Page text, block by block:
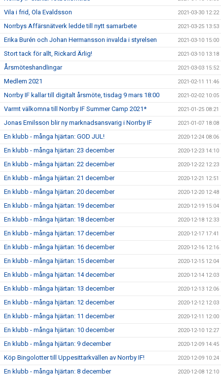
Vila i frid, Ola Evaldsson 2021-03-30 12:22
Norrbys Affärsnätverk ledde till nytt samarbete 2021-03-25 13:53
Erika Burén och Johan Hermansson invalda i styrelsen 2021-03-10 15:00
Stort tack för allt, Rickard Ärlig! 2021-03-10 13:18
Årsmöteshandlingar 2021-03-03 15:52
Medlem 2021 2021-02-11 11:46
Norrby IF kallar till digitalt årsmöte, tisdag 9 mars 18:00 2021-02-02 10:05
Varmt välkomna till Norrby IF Summer Camp 2021* 2021-01-25 08:21
Jonas Emilsson blir ny marknadsansvarig i Norrby IF 2021-01-07 18:08
En klubb - många hjärtan: GOD JUL! 2020-12-24 08:06
En klubb - många hjärtan: 23 december 2020-12-23 14:10
En klubb - många hjärtan: 22 december 2020-12-22 12:23
En klubb - många hjärtan: 21 december 2020-12-21 12:51
En klubb - många hjärtan: 20 december 2020-12-20 12:48
En klubb - många hjärtan: 19 december 2020-12-19 15:04
En klubb - många hjärtan: 18 december 2020-12-18 12:33
En klubb - många hjärtan: 17 december 2020-12-17 17:41
En klubb - många hjärtan: 16 december 2020-12-16 12:16
En klubb - många hjärtan: 15 december 2020-12-15 12:04
En klubb - många hjärtan: 14 december 2020-12-14 12:03
En klubb - många hjärtan: 13 december 2020-12-13 12:06
En klubb - många hjärtan: 12 december 2020-12-12 12:03
En klubb - många hjärtan: 11 december 2020-12-11 12:00
En klubb - många hjärtan: 10 december 2020-12-10 12:27
En klubb - många hjärtan: 9 december 2020-12-09 14:45
Köp Bingolotter till Uppesittarkvällen av Norrby IF! 2020-12-09 10:24
En klubb - många hjärtan: 8 december 2020-12-08 12:10